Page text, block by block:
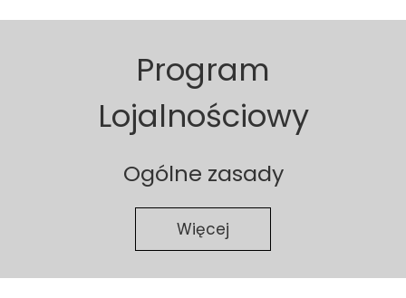
Program
Lojalnościowy
Ogólne zasady
Więcej